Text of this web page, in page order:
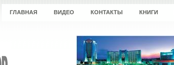
ГЛАВНАЯ ВИДЕО КОНТАКТЫ КНИГИ